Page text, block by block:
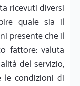
ricevuti diversi
quale sia il
presente che il
fattore: valuta
del servizio,
le condizioni di